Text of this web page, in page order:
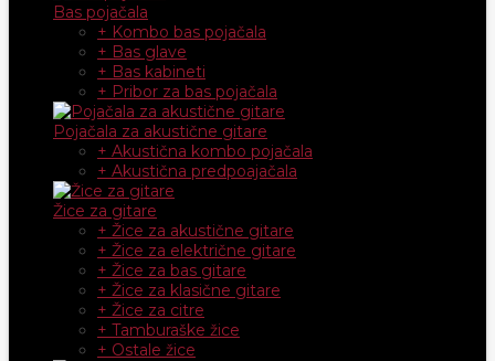
Bas pojačala
+ Kombo bas pojačala
+ Bas glave
+ Bas kabineti
+ Pribor za bas pojačala
Pojačala za akustične gitare
+ Akustična kombo pojačala
+ Akustična predpoajačala
Žice za gitare
+ Žice za akustične gitare
+ Žice za električne gitare
+ Žice za bas gitare
+ Žice za klasične gitare
+ Žice za citre
+ Tamburaške žice
+ Ostale žice